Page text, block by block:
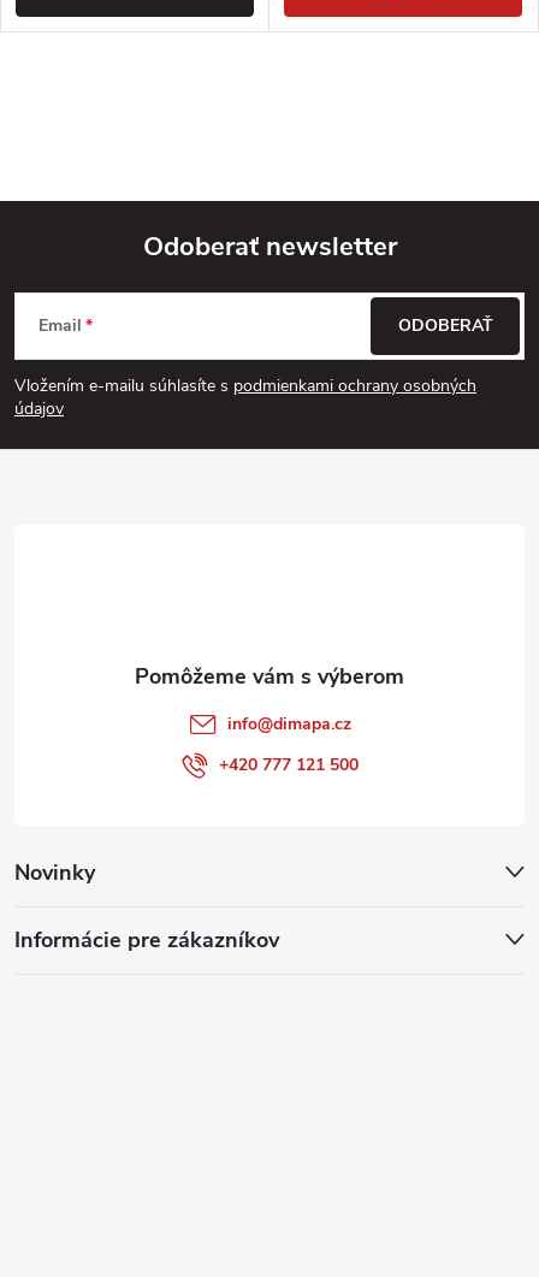
Z
á
p
Odoberať newsletter
Email
Vložením e-mailu súhlasíte s podmienkami ochrany osobných
údajov
ODOBERAŤ
Novinky
Informácie pre zákazníkov
info@dimapa.cz
+420 777 121 500